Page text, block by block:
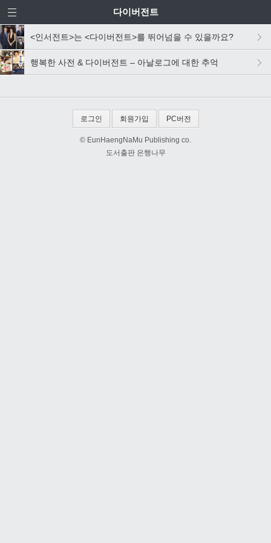
다이버전트
<인서전트>는 <다이버전트>를 뛰어넘을 수 있을까요?
행복한 사전 & 다이버전트 – 아날로그에 대한 추억
로그인 회원가입 PC버전
© EunHaengNaMu Publishing co.
도서출판 은행나무